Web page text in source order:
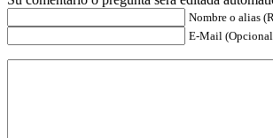
Nombre o alias
E-Mail